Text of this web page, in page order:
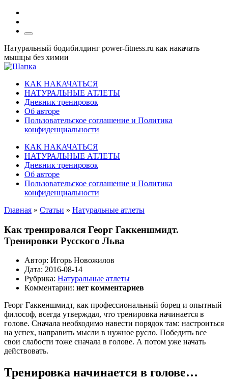
Натуральный бодибилдинг power-fitness.ru как накачать
мышцы без химии
КАК НАКАЧАТЬСЯ
НАТУРАЛЬНЫЕ АТЛЕТЫ
Дневник тренировок
Об авторе
Пользовательское соглашение и Политика
конфиденциальности
КАК НАКАЧАТЬСЯ
НАТУРАЛЬНЫЕ АТЛЕТЫ
Дневник тренировок
Об авторе
Пользовательское соглашение и Политика
конфиденциальности
Главная » Статьи » Натуральные атлеты
Как тренировался Георг Гаккеншмидт.
Тренировки Русского Льва
Автор: Игорь Новожилов
Дата: 2016-08-14
Рубрика: Натуральные атлеты
Комментарии: нет комментариев
Георг Гаккеншмидт, как профессиональный борец и опытный
философ, всегда утверждал, что тренировка начинается в
голове. Сначала необходимо навести порядок там: настроиться
на успех, направить мысли в нужное русло. Победить все
свои слабости тоже сначала в голове. А потом уже начать
действовать.
Тренировка начинается в голове…